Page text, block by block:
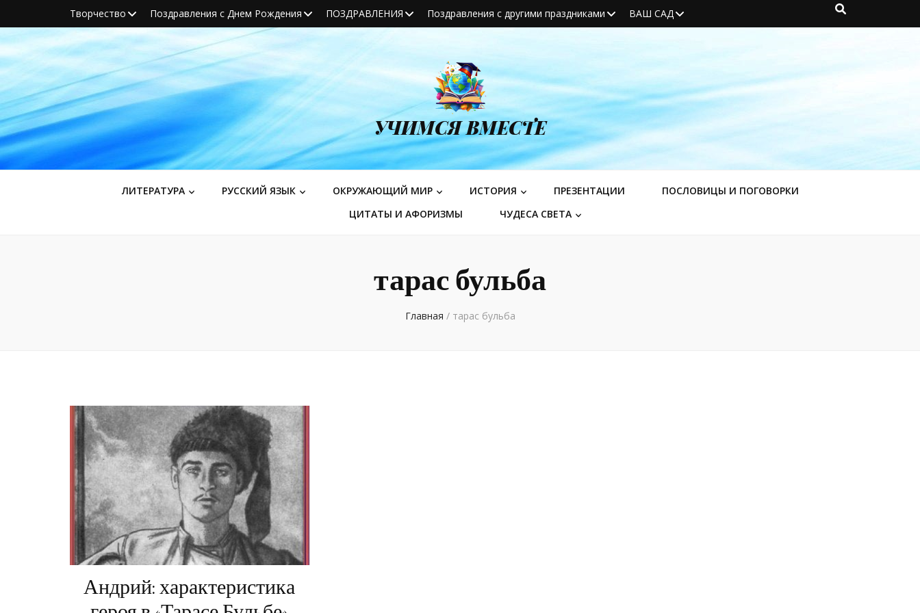
Творчество Поздравления с Днем Рождения ПОЗДРАВЛЕНИЯ Поздравления с другими праздниками ВАШ САД
УЧИМСЯ ВМЕСТЕ
ЛИТЕРАТУРА РУССКИЙ ЯЗЫК ОКРУЖАЮЩИЙ МИР ИСТОРИЯ ПРЕЗЕНТАЦИИ
ПОСЛОВИЦЫ И ПОГОВОРКИ
ЦИТАТЫ И АФОРИЗМЫ
ЧУДЕСА СВЕТА
тарас бульба
Главная / тарас бульба
Андрий: характеристика